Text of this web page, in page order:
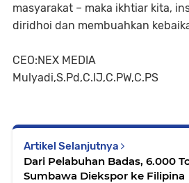
masyarakat – maka ikhtiar kita,
diridhoi dan membuahkan
CEO:NEX MEDIA
Mulyadi,S.Pd,C.IJ,C.PW,C.PS
Artikel Selanjutnya
Dari Pelabuhan Badas, 6.000
Sumbawa Diekspor ke Filipina